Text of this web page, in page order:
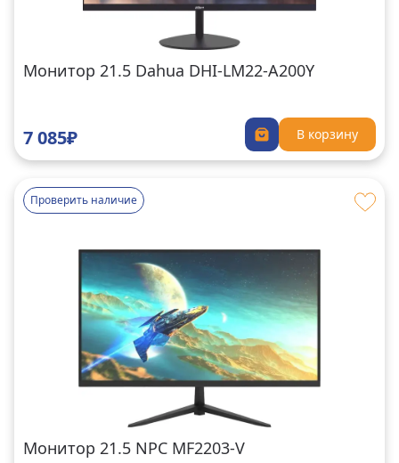
Монитор 21.5 Dahua DHI-LM22-A200Y
7 085₽ В корзину
Проверить наличие
Монитор 21.5 NPC MF2203-V